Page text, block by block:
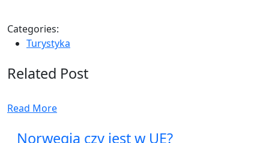
Categories:
Turystyka
Related Post
Read More
Norwegia czy jest w UE?